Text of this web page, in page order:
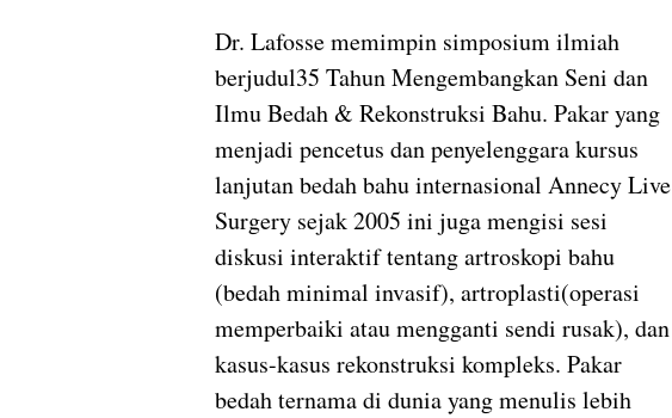
Dr. Lafosse memimpin simposium ilmiah
berjudul35 Tahun Mengembangkan Seni dan
Ilmu Bedah & Rekonstruksi Bahu. Pakar yang
menjadi pencetus dan penyelenggara kursus
lanjutan bedah bahu internasional Annecy Live
Surgery sejak 2005 ini juga mengisi sesi
diskusi interaktif tentang artroskopi bahu
(bedah minimal invasif), artroplasti(operasi
memperbaiki atau mengganti sendi rusak), dan
kasus-kasus rekonstruksi kompleks. Pakar
bedah ternama di dunia yang menulis lebih